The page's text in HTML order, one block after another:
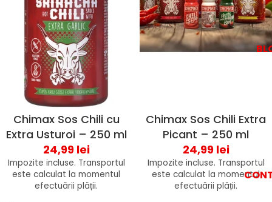
Chimax Sos Chili cu
Extra Usturoi – 250 ml
24,99 lei
Impozite incluse. Transportul
este calculat la momentul
efectuării plății.
Chimax Sos Chili Extra
Picant – 250 ml
24,99 lei
Impozite incluse. Transportul
este calculat la momentul
efectuării plății.